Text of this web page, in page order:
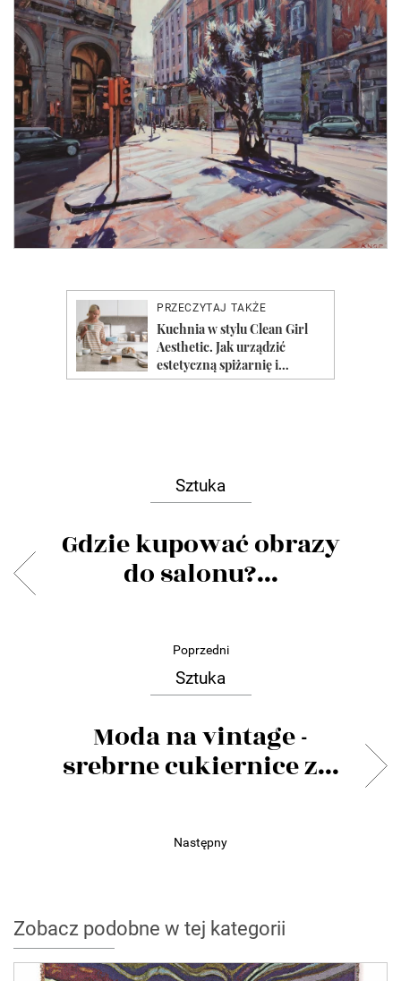
Sztuka
Gdzie kupować obrazy
do salonu?...
Poprzedni
Sztuka
Moda na vintage -
srebrne cukiernice z...
Następny
Zobacz podobne w tej kategorii